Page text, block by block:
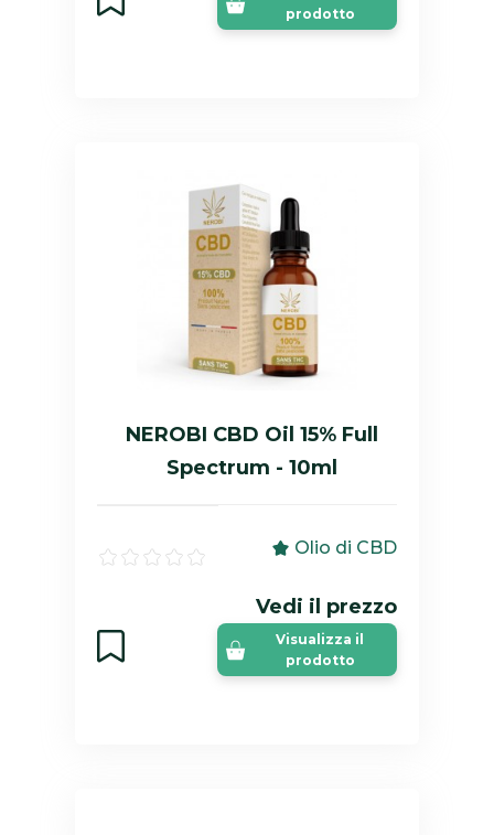
prodotto
NEROBI CBD Oil 15% Full
Spectrum - 10ml
Olio di CBD
Vedi il prezzo
Visualizza il
prodotto